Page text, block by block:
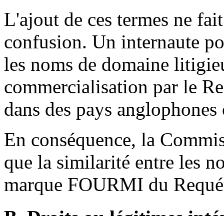
L'ajout de ces termes ne
confusion. Un internaute
les noms de domaine
commercialisation par le
dans des pays
En conséquence, la
que la similarité entre les
marque FOURMI du